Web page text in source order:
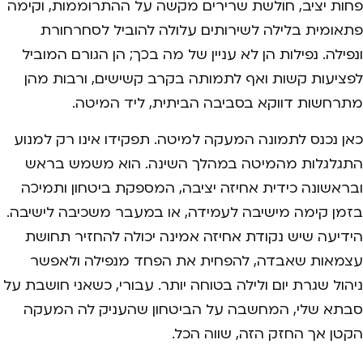
פחות יציב, חולשת שרירים מקשה על ההתרוממות, וקימה
פתאומית בלילה לשירותים עלולה להוביל לסחרחורת
ונפילה. נפילות הן לא עניין של מה בכך; הן הגורם המוביל
לפציעות קשות ואף לתמותה בקרב קשישים, ורבות מהן
מתרחשות דווקא בסביבה הביתית, ליד המיטה.
כאן נכנס לתמונה המעקה למיטה. תפקידו אינו רק למנוע
התגלגלות מהמיטה במהלך השינה. הוא משמש בראש
ובראשונה כידית אחיזה יציבה, המספקת ביטחון ותמיכה
בזמן קימה מישיבה לעמידה, או במעבר משכיבה לישיבה.
הידיעה שיש נקודת אחיזה אמינה יכולה להחזיר תחושת
עצמאות שאבדה, להפחית את הפחד מנפילה ולאפשר
ניהול שגרת יום ולילה בטוחה יותר. עבורי, כשאני חושבת על
סבתא שלי, המחשבה על הביטחון שהעניק לה המעקה
הקטן אך החזק הזה, שווה הכל.